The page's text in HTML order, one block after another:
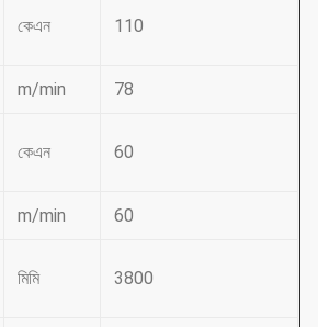
কেএন 110
m/min 78
কেএন 60
m/min 60
মিমি 3800